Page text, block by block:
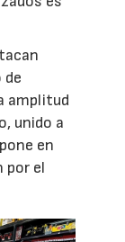
de
amplitud
unido a
en
por el